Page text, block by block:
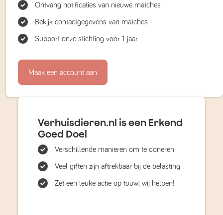
Ontvang notificaties van nieuwe matches
Bekijk contactgegevens van matches
Support onze stichting voor 1 jaar
Maak een account aan
Verhuisdieren.nl is een Erkend
Goed Doel
Verschillende manieren om te doneren
Veel giften zijn aftrekbaar bij de belasting
Zet een leuke actie op touw; wij helpen!